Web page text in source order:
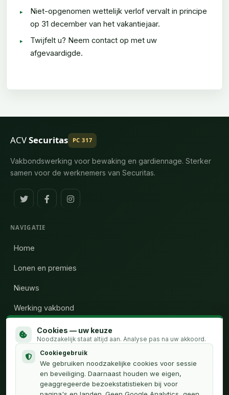
Niet-opgenomen wettelijk verlof vervalt in principe
op 31 december van het vakantiejaar.
Twijfelt u? Neem contact op met uw
afgevaardigde.
ACVSecuritas PC 317
Vakbondswerking voor bewaking en gardiennage. Sterker
samen voor de werknemers van Securitas.
NAVIGATIE
Home
Lonen en premies
Nieuws
Werking vakbond
Wie zijn wij
Calculator uren
Contact
Cookies — uw keuze
Noodzakelijk staat altijd aan. Analyse pas na uw akkoord.
Cookiegebruik
We gebruiken noodzakelijke cookies voor sessie
en beveiliging. Daarnaast houden we eigen,
geaggregeerde bezoekstatistieken bij voor